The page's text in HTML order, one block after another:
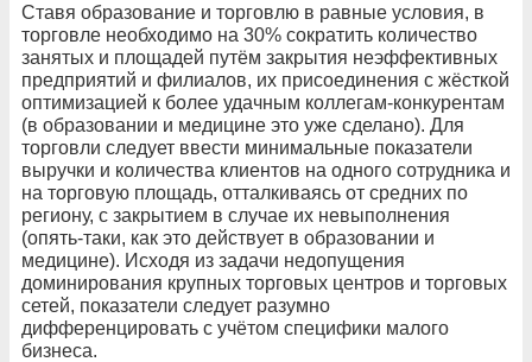
Ставя образование и торговлю в равные условия, в
торговле необходимо на 30% сократить количество
занятых и площадей путём закрытия неэффективных
предприятий и филиалов, их присоединения с жёсткой
оптимизацией к более удачным коллегам-конкурентам
(в образовании и медицине это уже сделано). Для
торговли следует ввести минимальные показатели
выручки и количества клиентов на одного сотрудника и
на торговую площадь, отталкиваясь от средних по
региону, с закрытием в случае их невыполнения
(опять-таки, как это действует в образовании и
медицине). Исходя из задачи недопущения
доминирования крупных торговых центров и торговых
сетей, показатели следует разумно
дифференцировать с учётом специфики малого
бизнеса.